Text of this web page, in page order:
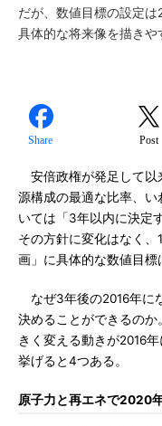
だが、数値目標の設定
具体的な将来像を描きや
Share Post
安倍政権が発足して以
源構成の最適な比率、
いては「3年以内に決定
その方針に変化はなく
画」に具体的な数値目標
なぜ3年後の2016年に
決めることができるの
きく変える動きが2016
挙げると4つある。
原子力と再エネで2020